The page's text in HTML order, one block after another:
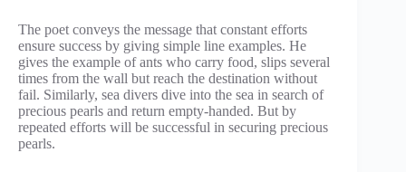
The poet conveys the message that constant efforts
ensure success by giving simple line examples. He
gives the example of ants who carry food, slips several
times from the wall but reach the destination without
fail. Similarly, sea divers dive into the sea in search of
precious pearls and return empty-handed. But by
repeated efforts will be successful in securing precious
pearls.